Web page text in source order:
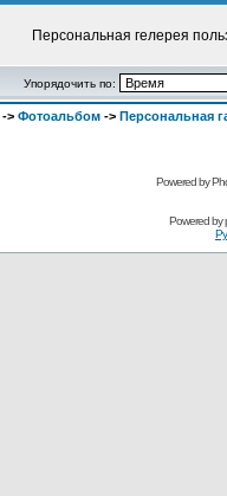
Персональная гелерея
Упорядочить по:
-> Фотоальбом -> Персональная
Powered by
Powered by